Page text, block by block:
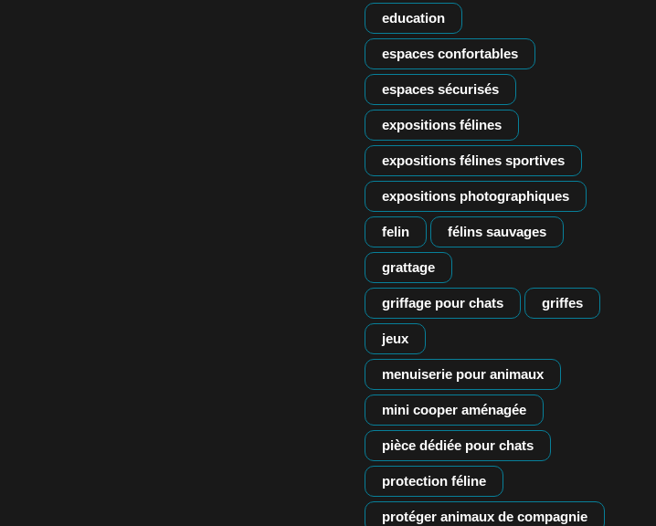
education
espaces confortables
espaces sécurisés
expositions félines
expositions félines sportives
expositions photographiques
felin félins sauvages
grattage
griffage pour chats griffes
jeux
menuiserie pour animaux
mini cooper aménagée
pièce dédiée pour chats
protection féline
protéger animaux de compagnie